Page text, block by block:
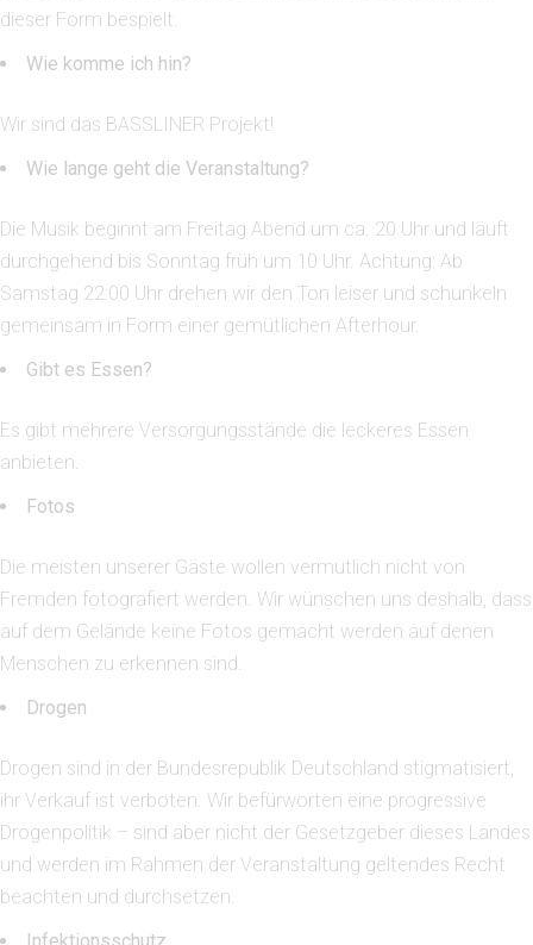
dieser Form bespielt.
Wie komme ich hin?
Wir sind das BASSLINER Projekt!
Wie lange geht die Veranstaltung?
Die Musik beginnt am Freitag Abend um ca. 20 Uhr und läuft
durchgehend bis Sonntag früh um 10 Uhr. Achtung: Ab
Samstag 22:00 Uhr drehen wir den Ton leiser und schunkeln
gemeinsam in Form einer gemütlichen Afterhour.
Gibt es Essen?
Es gibt mehrere Versorgungsstände die leckeres Essen
anbieten.
Fotos
Die meisten unserer Gäste wollen vermutlich nicht von
Fremden fotografiert werden. Wir wünschen uns deshalb, dass
auf dem Gelände keine Fotos gemacht werden auf denen
Menschen zu erkennen sind.
Drogen
Drogen sind in der Bundesrepublik Deutschland stigmatisiert,
ihr Verkauf ist verboten. Wir befürworten eine progressive
Drogenpolitik – sind aber nicht der Gesetzgeber dieses Landes
und werden im Rahmen der Veranstaltung geltendes Recht
beachten und durchsetzen.